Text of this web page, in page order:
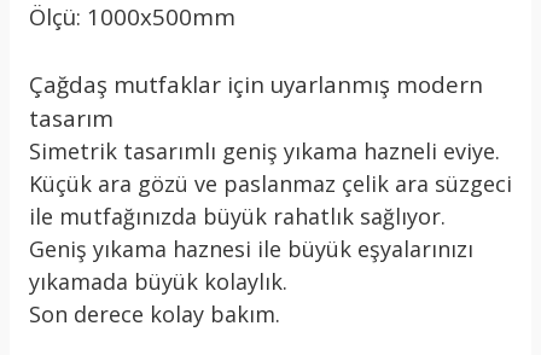
Ölçü: 1000x500mm
Çağdaş mutfaklar için uyarlanmış modern
tasarım
Simetrik tasarımlı geniş yıkama hazneli eviye.
Küçük ara gözü ve paslanmaz çelik ara süzgeci
ile mutfağınızda büyük rahatlık sağlıyor.
Geniş yıkama haznesi ile büyük eşyalarınızı
yıkamada büyük kolaylık.
Son derece kolay bakım.